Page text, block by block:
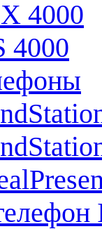
4000
4000